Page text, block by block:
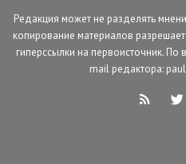
Редакция может не разделять
копирование материалов
гиперссылки на первоисточник.
mail редактора: